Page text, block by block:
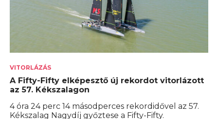
VITORLÁZÁS
A Fifty-Fifty elképesztő új rekordot vitorlázott
az 57. Kékszalagon
4 óra 24 perc 14 másodperces rekordidővel az 57.
Kékszalag Nagydíj győztese a Fifty-Fifty.